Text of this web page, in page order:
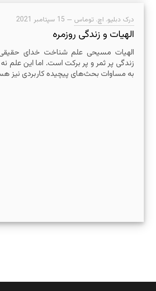
درک دبلیو. اچ. توماس — 15 سپتامبر 2021
الهیات و زندگی روزمره
الهیات مسیحی علم شناخت خدای
زندگی پر ثمر و پر برکت است. اما این علم
به مساوات بحث‌های پیچیده کاربردی نیز